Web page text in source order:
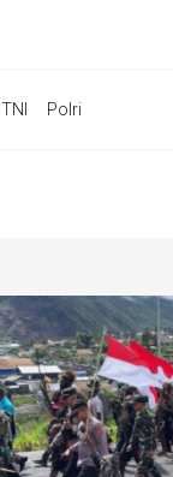
TNI Polri